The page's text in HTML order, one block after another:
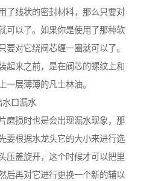
了线状的密封材料，那么只要对
可以了。如果你是使用了那种软
要对它绕阀芯缠一圈就可以了。
起来之前，是在阀芯的螺纹上和
一层薄薄的凡士林油。
水口漏水
磨损时也是会出现漏水现象，那
要根据水龙头它的大小来进行选
压盖旋开，这个时候才可以把里
后再对它进行更换一个新的辅以